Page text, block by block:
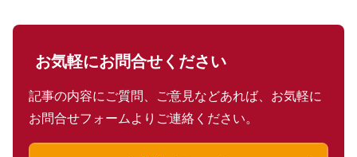
お気軽にお問合せください
記事の内容にご質問、ご意見などあれば、お気軽に
お問合せフォームよりご連絡ください。